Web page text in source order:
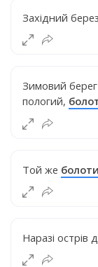
Західний берез
Зимовий
пологий,
Той же
Наразі острів